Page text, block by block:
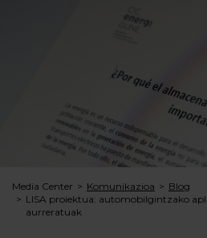
Media Center Komunikazioa
Blog
LISA proiektua: automobilgintzako
aurreratuak